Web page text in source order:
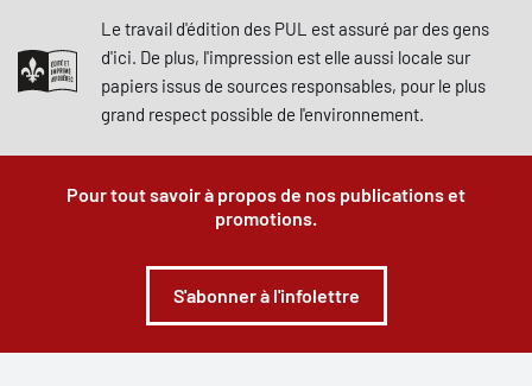
Le travail d'édition des PUL est assuré par des gens
d'ici. De plus, l'impression est elle aussi locale sur
papiers issus de sources responsables, pour le plus
grand respect possible de l'environnement.
Pour tout savoir à propos de nos publications et
promotions.
S'abonner à l'infolettre